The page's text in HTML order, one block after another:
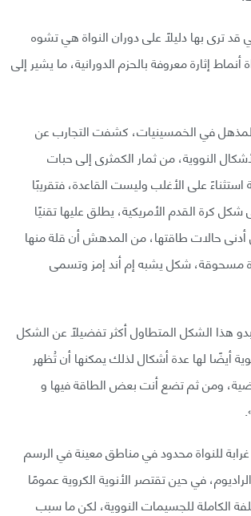
قد ترى بها دليلًا على دوران النواة هي تشوه
أنماط إثارة معروفة بالحزم الدورانية، ما يشير إلى
في الخمسينيات، كشفت التجارب عن
النووية، من ثمار الكمثرى إلى حبات
استثناءً على الأغلب وليست القاعدة، فتقريبًا
شكل كرة القدم الأمريكية، يطلق عليها تقنيًا
حالات طاقتها، من المدهش أن قلة منها
مسحوقة، شكل يشبه إم أند إمز وتسمى
هذا الشكل المتطاول أكثر تفضيلًا عن الشكل
أيضًا لها عدة أشكال لذلك يمكنها أن تُظهر
ومن ثم تضع أنت بعض الطاقة فيها و
للنواة محدود في مناطق معينة في الرسم
في حين تقتصر الأنوية الكروية عمومًا
الكاملة للجسيمات النووية، لكن ما سبب